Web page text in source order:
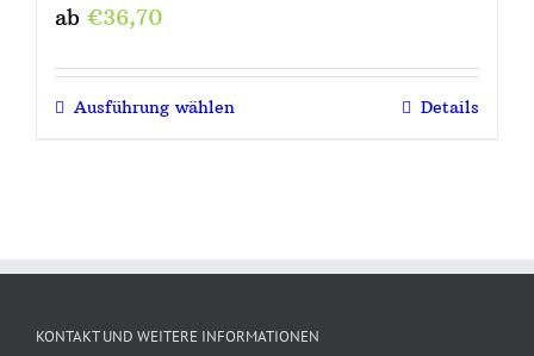
ab €36,70
Ausführung wählen Details
KONTAKT UND WEITERE INFORMATIONEN